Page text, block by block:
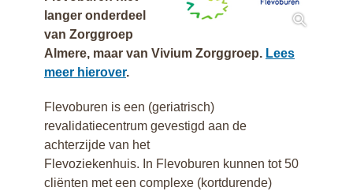
Flevoburen
Vrijwilligerswerk
langer onderdeel
van Zorggroep
Almere, maar van Vivium Zorggroep. Lees
meer hierover.
Flevoburen is een (geriatrisch)
revalidatiecentrum gevestigd aan de
achterzijde van het
Flevoziekenhuis. In Flevoburen kunnen tot 50
cliënten met een complexe (kortdurende)